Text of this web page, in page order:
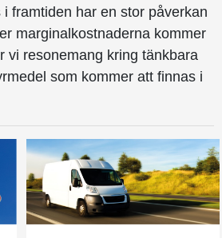
framtiden har en stor påverkan
marginalkostnaderna kommer
vi resonemang kring tänkbara
som kommer att finnas i